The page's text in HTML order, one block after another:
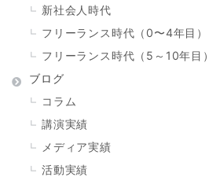
新社会人時代
フリーランス時代（0〜4年目）
フリーランス時代（5～10年目）
ブログ
コラム
講演実績
メディア実績
活動実績